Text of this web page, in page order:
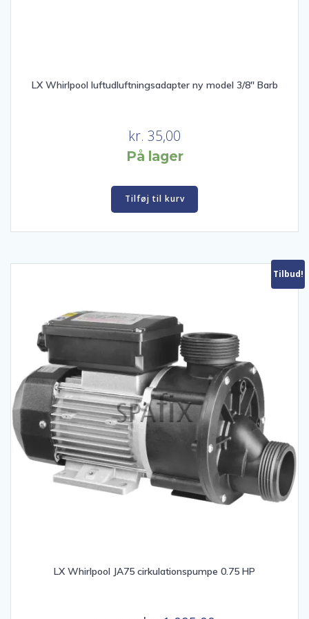
LX Whirlpool luftudluftningsadapter ny model 3/8″ Barb
kr. 35,00
På lager
Tilføj til kurv
Tilbud!
LX Whirlpool JA75 cirkulationspumpe 0.75 HP